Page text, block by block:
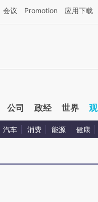
于财新文章[https://
会议 Promotion 应用下载
公司 政经 世界
汽车 消费 能源 健康